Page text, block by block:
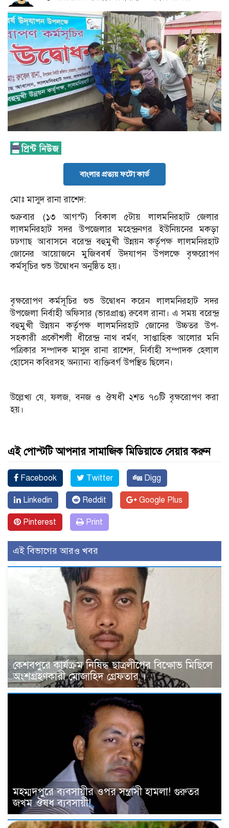
বাংলার প্রত্যয় ফটো কার্ড
মোঃ মাসুদ রানা রাশেদ:
শুক্রবার (১৩ আগস্ট) বিকাল ৫টায় লালমনিরহাট জেলার
লালমনিরহাট সদর উপজেলার মহেন্দ্রনগর ইউনিয়নের মকড়া
ঢঢগাছ আবাসনে বরেন্দ্র বহুমুখী উন্নয়ন কর্তৃপক্ষ লালমনিরহাট
জোনের আয়োজনে মুজিববর্ষ উদযাপন উপলক্ষে বৃক্ষরোপণ
কর্মসূচির শুভ উদ্বোধন অনুষ্ঠিত হয়।
বৃক্ষরোপণ কর্মসূচির শুভ উদ্বোধন করেন লালমনিরহাট সদর
উপজেলা নির্বাহী অফিসার (ভারপ্রাপ্ত) রুবেল রানা। এ সময় বরেন্দ্র
বহুমুখী উন্নয়ন কর্তৃপক্ষ লালমনিরহাট জোনের উচ্চতর উপ-
সহকারী প্রকৌশলী ধীরেন্দ্র নাথ বর্মণ, সাপ্তাহিক আলোর মনি
পত্রিকার সম্পাদক মাসুদ রানা রাশেদ, নির্বাহী সম্পাদক হেলাল
হোসেন কবিরসহ অন্যান্য ব্যক্তিবর্গ উপস্থিত ছিলেন।
উল্লেখ্য যে, ফলজ, বনজ ও ঔষধী ২শত ৭০টি বৃক্ষরোপণ করা
হয়।
এই পোস্টটি আপনার সামাজিক মিডিয়াতে সেয়ার করুন
Facebook Twitter Digg
Linkedin Reddit Google Plus
Pinterest Print
এই বিভাগের আরও খবর
কেশবপুরে কার্যক্রম নিষিদ্ধ ছাত্রলীগের বিক্ষোভ মিছিলে
অংশগ্রহণকারী মোজাহিদ গ্রেফতার ।
মহম্মদপুরে ব্যবসায়ীর ওপর সন্ত্রাসী হামলা! গুরুতর
জখম ঔষধ ব্যবসায়ী!